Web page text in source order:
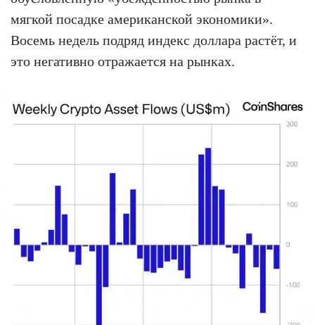
мягкой посадке американской экономики».
Восемь недель подряд индекс доллара растёт, и
это негативно отражается на рынках.